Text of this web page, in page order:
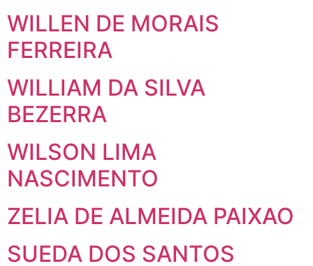
WILLEN DE MORAIS
FERREIRA
WILLIAM DA SILVA
BEZERRA
WILSON LIMA
NASCIMENTO
ZELIA DE ALMEIDA PAIXAO
SUEDA DOS SANTOS